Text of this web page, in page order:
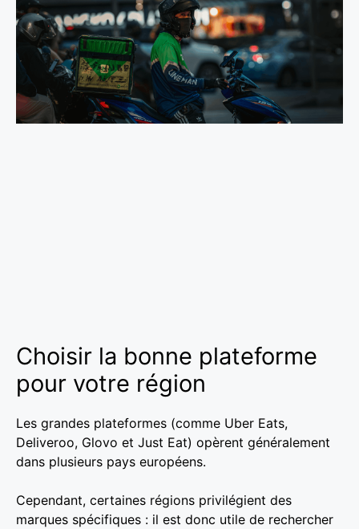
Choisir la bonne plateforme
pour votre région
Les grandes plateformes (comme Uber Eats,
Deliveroo, Glovo et Just Eat) opèrent généralement
dans plusieurs pays européens.
Cependant, certaines régions privilégient des
marques spécifiques : il est donc utile de rechercher